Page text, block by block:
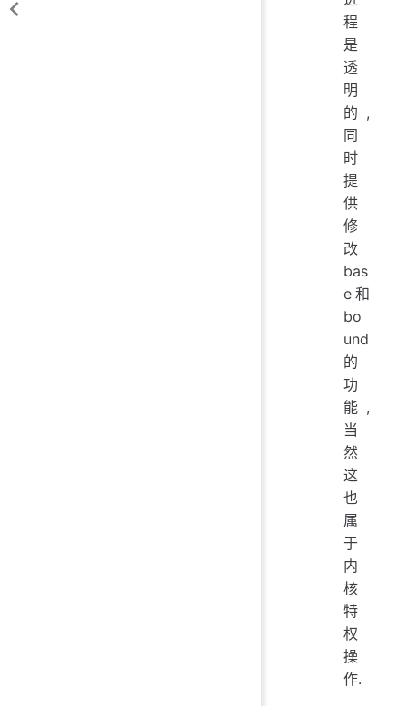
程
是
透
明
的,
同
时
提
供
修
改
bas
e和
bo
und
的
功
能,
当
然
这
也
属
于
内
核
特
权
操
作.